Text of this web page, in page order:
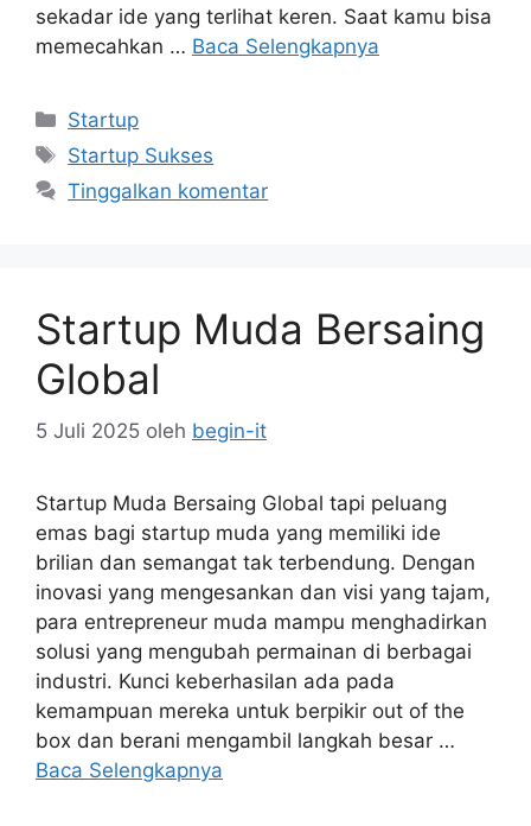
sekadar ide yang terlihat keren. Saat kamu bisa
memecahkan … Baca Selengkapnya
Kategori
Startup
Tag
Startup Sukses
Tinggalkan komentar
Startup Muda Bersaing
Global
5 Juli 2025 oleh begin-it
Startup Muda Bersaing Global tapi peluang
emas bagi startup muda yang memiliki ide
brilian dan semangat tak terbendung. Dengan
inovasi yang mengesankan dan visi yang tajam,
para entrepreneur muda mampu menghadirkan
solusi yang mengubah permainan di berbagai
industri. Kunci keberhasilan ada pada
kemampuan mereka untuk berpikir out of the
box dan berani mengambil langkah besar …
Baca Selengkapnya